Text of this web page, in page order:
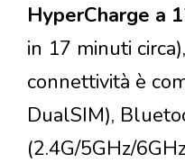
HyperCharge a
in 17 minuti
connettività è
DualSIM),
(2.4G/5GHz/